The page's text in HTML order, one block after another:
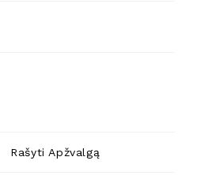
Rašyti Apžvalgą